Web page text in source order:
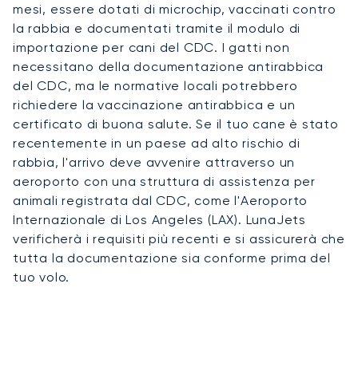
mesi, essere dotati di microchip, vaccinati contro
la rabbia e documentati tramite il modulo di
importazione per cani del CDC. I gatti non
necessitano della documentazione antirabbica
del CDC, ma le normative locali potrebbero
richiedere la vaccinazione antirabbica e un
certificato di buona salute. Se il tuo cane è stato
recentemente in un paese ad alto rischio di
rabbia, l'arrivo deve avvenire attraverso un
aeroporto con una struttura di assistenza per
animali registrata dal CDC, come l'Aeroporto
Internazionale di Los Angeles (LAX). LunaJets
verificherà i requisiti più recenti e si assicurerà che
tutta la documentazione sia conforme prima del
tuo volo.